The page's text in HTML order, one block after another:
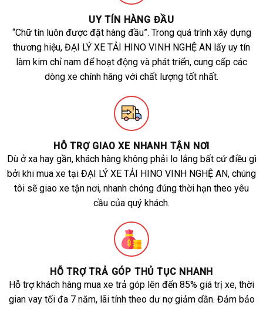
UY TÍN HÀNG ĐẦU
“Chữ tín luôn được đặt hàng đầu”. Trong quá trình xây dựng
thương hiệu, ĐẠI LÝ XE TẢI HINO VINH NGHỆ AN lấy uy tín
làm kim chỉ nam để hoạt động và phát triển, cung cấp các
dòng xe chính hãng với chất lượng tốt nhất.
HỖ TRỢ GIAO XE NHANH TẬN NƠI
Dù ở xa hay gần, khách hàng không phải lo lắng bất cứ điều gì
bởi khi mua xe tại ĐẠI LÝ XE TẢI HINO VINH NGHỆ AN, chúng
tôi sẽ giao xe tận nơi, nhanh chóng đúng thời hạn theo yêu
cầu của quý khách.
HỖ TRỢ TRẢ GÓP THỦ TỤC NHANH
Hỗ trợ khách hàng mua xe trả góp lên đến 85% giá trị xe, thời
gian vay tối đa 7 năm, lãi tính theo dư nợ giảm dần. Đảm bảo